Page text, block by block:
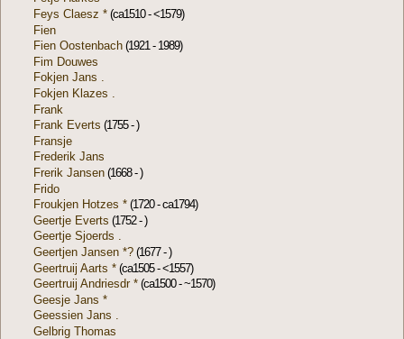
Feys Claesz * (ca1510 - <1579)
Fien
Fien Oostenbach (1921 - 1989)
Fim Douwes
Fokjen Jans .
Fokjen Klazes .
Frank
Frank Everts (1755 - )
Fransje
Frederik Jans
Frerik Jansen (1668 - )
Frido
Froukjen Hotzes * (1720 - ca1794)
Geertje Everts (1752 - )
Geertje Sjoerds .
Geertjen Jansen *? (1677 - )
Geertruij Aarts * (ca1505 - <1557)
Geertruij Andriesdr * (ca1500 - ~1570)
Geesje Jans *
Geessien Jans .
Gelbrig Thomas